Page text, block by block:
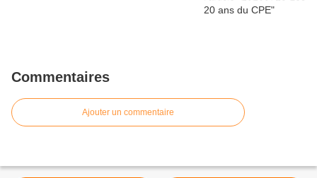
Commentaires
Ajouter un commentaire